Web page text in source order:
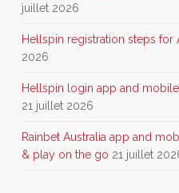
juillet 2026
Hellspin registration steps for
2026
Hellspin login app and
21 juillet 2026
Rainbet Australia app and
& play on the go 21 juillet